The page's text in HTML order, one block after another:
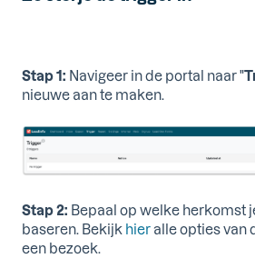
Stap 1: Navigeer in de portal naar "
nieuwe aan te maken.
Stap 2: Bepaal op welke herkomst
baseren. Bekijk hieralle opties van
een bezoek.